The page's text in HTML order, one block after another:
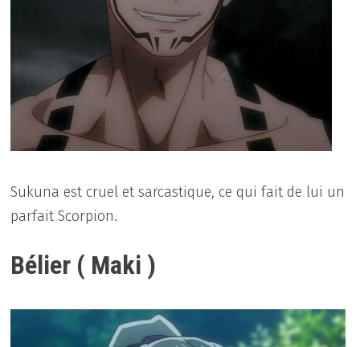
Sukuna est cruel et sarcastique, ce qui fait de lui un
parfait Scorpion.
Bélier ( Maki )